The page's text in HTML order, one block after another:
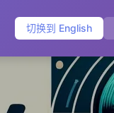
切换到 English
标签 分类